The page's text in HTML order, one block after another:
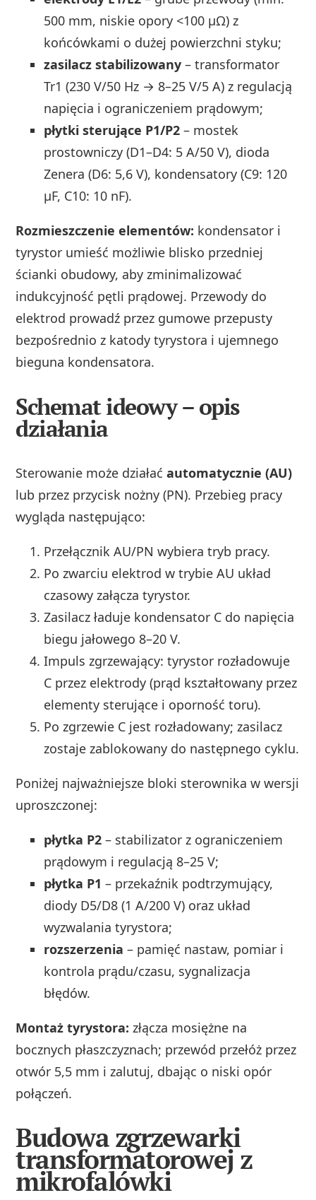
500 mm, niskie opory <100 µΩ) z
końcówkami o dużej powierzchni styku;
zasilacz stabilizowany – transformator
Tr1 (230 V/50 Hz → 8–25 V/5 A) z regulacją
napięcia i ograniczeniem prądowym;
płytki sterujące P1/P2 – mostek
prostowniczy (D1–D4: 5 A/50 V), dioda
Zenera (D6: 5,6 V), kondensatory (C9: 120
µF, C10: 10 nF).
Rozmieszczenie elementów: kondensator i
tyrystor umieść możliwie blisko przedniej
ścianki obudowy, aby zminimalizować
indukcyjność pętli prądowej. Przewody do
elektrod prowadź przez gumowe przepusty
bezpośrednio z katody tyrystora i ujemnego
bieguna kondensatora.
Schemat ideowy – opis
działania
Sterowanie może działaćautomatycznie (AU)
lub przez przycisk nożny (PN). Przebieg pracy
wygląda następująco:
Przełącznik AU/PN wybiera tryb pracy.
Po zwarciu elektrod w trybie AU układ
czasowy załącza tyrystor.
Zasilacz ładuje kondensator C do napięcia
biegu jałowego 8–20 V.
Impuls zgrzewający: tyrystor rozładowuje
C przez elektrody (prąd kształtowany przez
elementy sterujące i oporność toru).
Po zgrzewie C jest rozładowany; zasilacz
zostaje zablokowany do następnego cyklu.
Poniżej najważniejsze bloki sterownika w wersji
uproszczonej:
płytka P2 – stabilizator z ograniczeniem
prądowym i regulacją 8–25 V;
płytka P1 – przekaźnik podtrzymujący,
diody D5/D8 (1 A/200 V) oraz układ
wyzwalania tyrystora;
rozszerzenia – pamięć nastaw, pomiar i
kontrola prądu/czasu, sygnalizacja
błędów.
Montaż tyrystora: złącza mosiężne na
bocznych płaszczyznach; przewód przełóż przez
otwór 5,5 mm i zalutuj, dbając o niski opór
połączeń.
Budowa zgrzewarki
transformatorowej z
mikrofalówki